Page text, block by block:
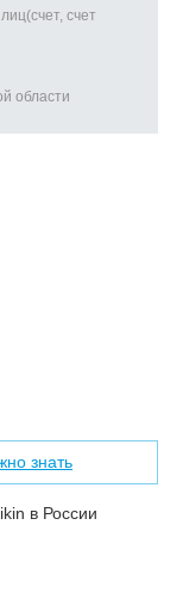
счет
области
знать
в России